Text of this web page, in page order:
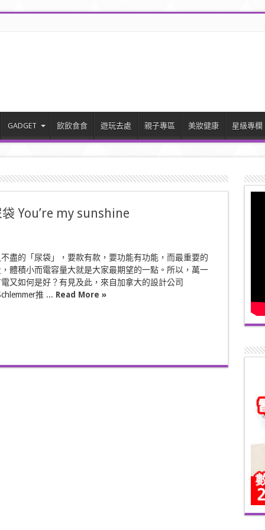
GADGET 飲飲食食 遊玩去處 親子專區 美妝健康 星級專欄
You’re my sunshine
盡的「尿袋」，要款有款，要功能有功能，而最重要的
體積小而電容量大就是大家最期望的一點。所以，萬一
又如何是好？有見及此，來自加拿大的設計公司
推 ... Read More »